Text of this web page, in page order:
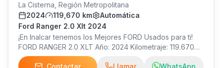
La Cisterna, Región Metropolitana
2024
119,670 km
Automática
Ford Ranger 2.0 Xlt 2024
¡En Inalcar tenemos los Mejores FORD Usados para ti!
FORD RANGER 2.0 XLT Año: 2024 Kilometraje: 119.670
Precio: $30.990.000 ¡Visítanos!
Contactar
Llamar WhatsApp